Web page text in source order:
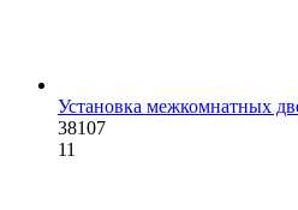
Установка межкомнатных
38107
11